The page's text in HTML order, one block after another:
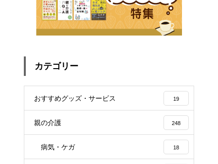
カテゴリー
おすすめグッズ・サービス 19
親の介護 248
病気・ケガ 18